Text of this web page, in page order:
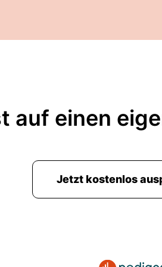
auf einen
Jetzt kostenlos